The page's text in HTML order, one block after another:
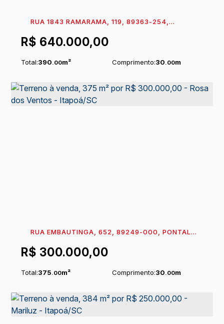
R$ 640.000,00
RUA 1843 RAMARAMA, 119, 89363-254,
Total:390.00m² Comprimento:30.00m
R$ 300.000,00
RUA EMBAUTINGA, 652, 89249-000, PONTAL
Total:375.00m² Comprimento:30.00m